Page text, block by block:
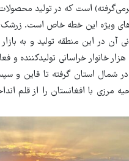
برمی‌گرفته) است که در تولید
ویژه این خطه خاص است.
زمین استان زیر کشت زرشک بوده و ۳۸ هزار
استان گرفته تا قاین و سپس
مرزی با افغانستان را از